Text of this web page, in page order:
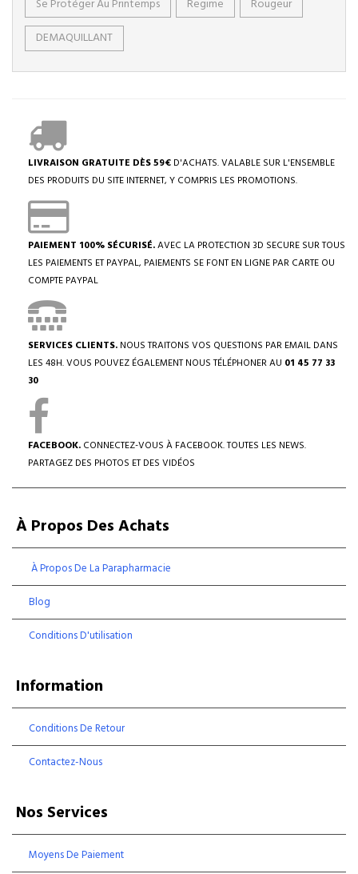
Se Protéger Au Printemps Regime
Rougeur
DEMAQUILLANT
LIVRAISON GRATUITE DÈS 59€ D'ACHATS. VALABLE SUR L'ENSEMBLE
DES PRODUITS DU SITE INTERNET, Y COMPRIS LES PROMOTIONS.
PAIEMENT 100% SÉCURISÉ.AVEC LA PROTECTION 3D SECURE SUR TOUS
LES PAIEMENTS ET PAYPAL, PAIEMENTS SE FONT EN LIGNE PAR CARTE OU
COMPTE PAYPAL
SERVICES CLIENTS. NOUS TRAITONS VOS QUESTIONS PAR EMAIL DANS
LES 48H. VOUS POUVEZ ÉGALEMENT NOUS TÉLÉPHONER AU 01 45 77 33
30
FACEBOOK. CONNECTEZ-VOUS À FACEBOOK. TOUTES LES NEWS.
PARTAGEZ DES PHOTOS ET DES VIDÉOS
À Propos Des Achats
À Propos De La Parapharmacie
Blog
Conditions D'utilisation
Information
Conditions De Retour
Contactez-Nous
Nos Services
Moyens De Paiement